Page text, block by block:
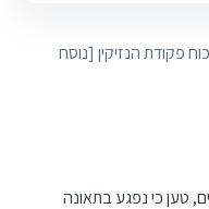
פקודת הנזיקין [נוסח
השטחים, טען כי נפגע בתאונה